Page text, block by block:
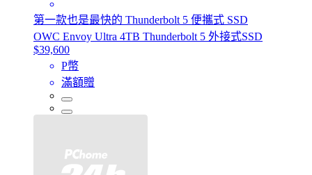
第一款也是最快的 Thunderbolt 5 便攜式 SSD
OWC Envoy Ultra 4TB Thunderbolt 5 外接式SSD
$39,600
P幣
滿額贈